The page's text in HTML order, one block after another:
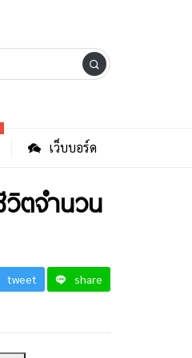
เว็บบอร์ด
วิตจำนวน
tweet share